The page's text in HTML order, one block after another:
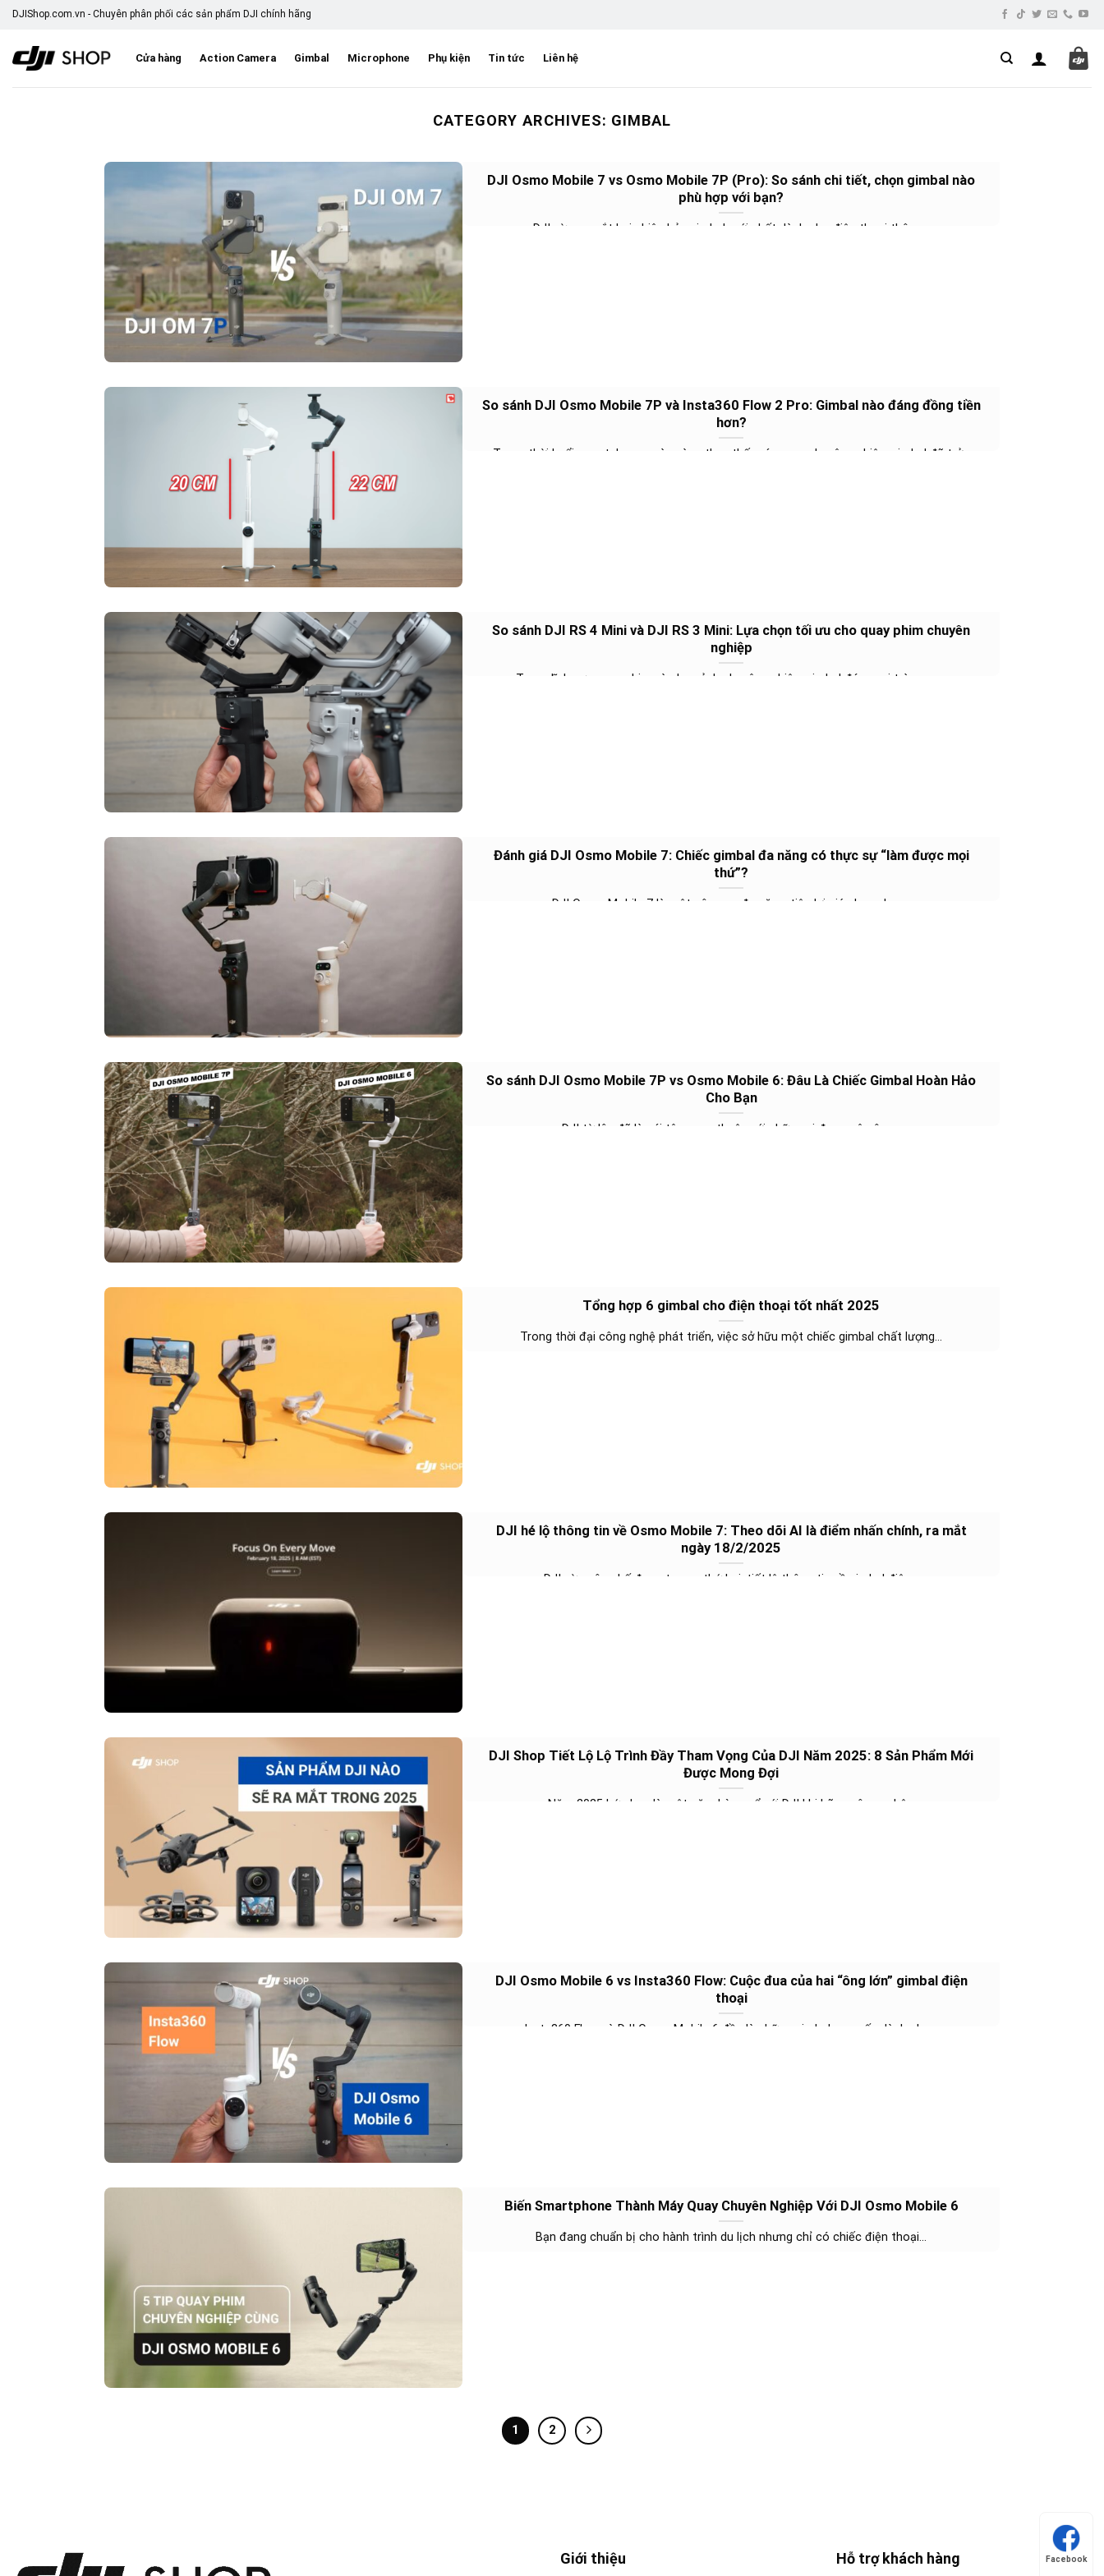
Skip
content
DJIShop.com.vn - Chuyên phân phối các sản phẩm DJI chính hãng
Cửa hàng Action Camera Gimbal Microphone Phụ kiện Tin tức Liên hệ
CATEGORY ARCHIVES: GIMBAL
DJI Osmo Mobile 7 vs Osmo Mobile 7P (Pro): So sánh chi tiết, chọn gimbal nào
phù hợp với bạn?
DJI vừa ra mắt hai phiên bản gimbal mới nhất dành cho điện thoại thông...
So sánh DJI Osmo Mobile 7P và Insta360 Flow 2 Pro: Gimbal nào đáng đồng tiền
hơn?
Trong thời buổi smartphone ngày càng thay thế máy quay chuyên nghiệp, gimbal đã trở...
So sánh DJI RS 4 Mini và DJI RS 3 Mini: Lựa chọn tối ưu cho quay phim chuyên
nghiệp
Trong lĩnh vực quay phim và chụp ảnh chuyên nghiệp, gimbal đóng vai trò quan...
Đánh giá DJI Osmo Mobile 7: Chiếc gimbal đa năng có thực sự “làm được mọi
thứ”?
DJI Osmo Mobile 7 là một công cụ đa năng, tiện lợi giúp bạn chụp...
So sánh DJI Osmo Mobile 7P vs Osmo Mobile 6: Đâu Là Chiếc Gimbal Hoàn Hảo
Cho Bạn
DJI từ lâu đã là cái tên quen thuộc với những ai đam mê công...
Tổng hợp 6 gimbal cho điện thoại tốt nhất 2025
Trong thời đại công nghệ phát triển, việc sở hữu một chiếc gimbal chất lượng...
DJI hé lộ thông tin về Osmo Mobile 7: Theo dõi AI là điểm nhấn chính, ra mắt
ngày 18/2/2025
DJI vừa công bố đoạn teaser thứ hai, tiết lộ thông tin về gimbal điện...
DJI Shop Tiết Lộ Lộ Trình Đầy Tham Vọng Của DJI Năm 2025: 8 Sản Phẩm Mới
Được Mong Đợi
Năm 2025 hứa hẹn là một năm bùng nổ với DJI khi hãng công nghệ...
DJI Osmo Mobile 6 vs Insta360 Flow: Cuộc đua của hai “ông lớn” gimbal điện
thoại
Insta360 Flow và DJI Osmo Mobile 6 đều là những gimbal cao cấp dành cho...
Biến Smartphone Thành Máy Quay Chuyên Nghiệp Với DJI Osmo Mobile 6
Bạn đang chuẩn bị cho hành trình du lịch nhưng chỉ có chiếc điện thoại...
1 2
Giới thiệu Hỗ trợ khách hàng Facebook